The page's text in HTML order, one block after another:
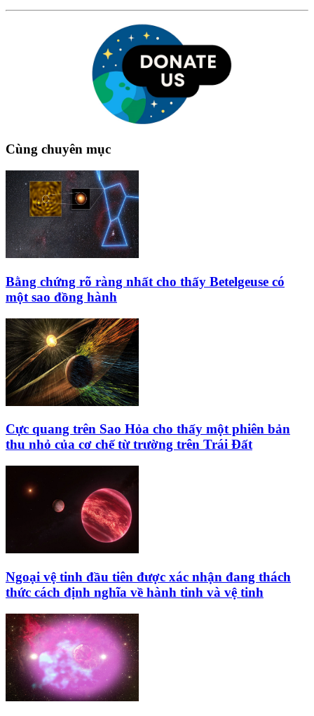
Cùng chuyên mục
Bằng chứng rõ ràng nhất cho thấy Betelgeuse có
một sao đồng hành
Cực quang trên Sao Hỏa cho thấy một phiên bản
thu nhỏ của cơ chế từ trường trên Trái Đất
Ngoại vệ tinh đầu tiên được xác nhận đang thách
thức cách định nghĩa về hành tinh và vệ tinh